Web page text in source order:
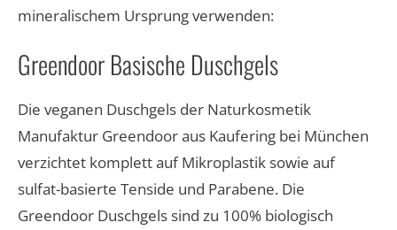
mineralischem Ursprung verwenden:
Greendoor Basische Duschgels​
Die veganen Duschgels der Naturkosmetik
Manufaktur Greendoor aus Kaufering bei München
verzichtet komplett auf Mikroplastik sowie auf
sulfat-basierte Tenside und Parabene. Die
Greendoor Duschgels sind zu 100% biologisch